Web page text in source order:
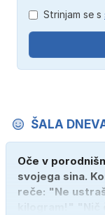
Strinjam se s
ŠALA
Oče v
svojega sina.
reče: "Ne
kilogram!" "Nič